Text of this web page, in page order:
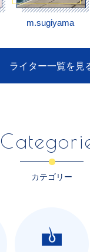
m.sugiyama
ライター一覧を見
カテゴリー